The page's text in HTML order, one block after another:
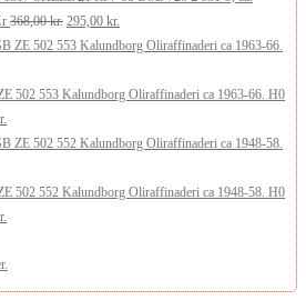
kr..
368,00kr. Den
oprindelige
var:
295,00 kr.
aktuelle
er:
502 553 Kalundborg Oliraffinaderi ca 1963-66. H0
aktuelle
er:502 552 Kalundborg Oliraffinaderi ca 1948-58. H0
er: